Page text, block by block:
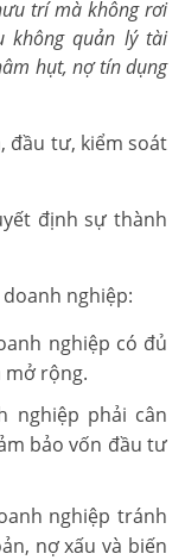
trí mà không rơi
không quản lý tài
hụt, nợ tín dụng
đầu tư, kiểm soát
định sự thành
nghiệp:
nghiệp có đủ
mở rộng.
nghiệp phải cân
bảo vốn đầu tư
nghiệp tránh
nợ xấu và biến